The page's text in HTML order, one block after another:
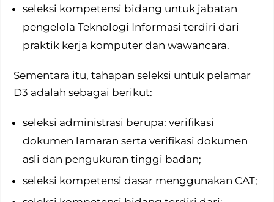
seleksi kompetensi bidang untuk jabatan
pengelola Teknologi Informasi terdiri dari
praktik kerja komputer dan wawancara.
Sementara itu, tahapan seleksi untuk pelamar
D3 adalah sebagai berikut:
seleksi administrasi berupa: verifikasi
dokumen lamaran serta verifikasi dokumen
asli dan pengukuran tinggi badan;
seleksi kompetensi dasar menggunakan CAT;